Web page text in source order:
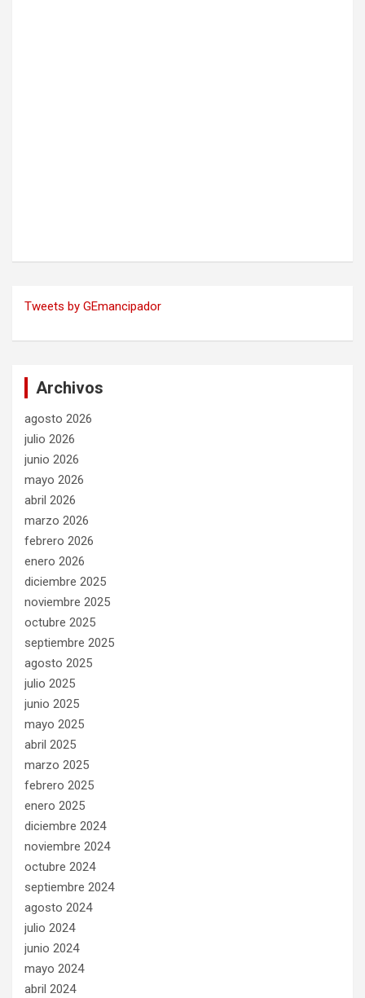
Tweets by GEmancipador
Archivos
agosto 2026
julio 2026
junio 2026
mayo 2026
abril 2026
marzo 2026
febrero 2026
enero 2026
diciembre 2025
noviembre 2025
octubre 2025
septiembre 2025
agosto 2025
julio 2025
junio 2025
mayo 2025
abril 2025
marzo 2025
febrero 2025
enero 2025
diciembre 2024
noviembre 2024
octubre 2024
septiembre 2024
agosto 2024
julio 2024
junio 2024
mayo 2024
abril 2024